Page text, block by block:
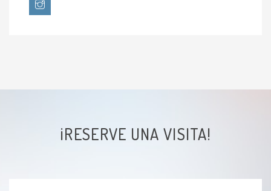
Aborto espontáneo
¡RESERVE UNA VISITA!